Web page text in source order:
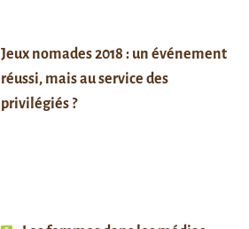
Jeux nomades 2018 : un événement
réussi, mais au service des
privilégiés ?